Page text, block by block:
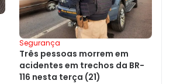
Segurança
Três pessoas morrem em
acidentes em trechos da BR-
116 nesta terça (21)